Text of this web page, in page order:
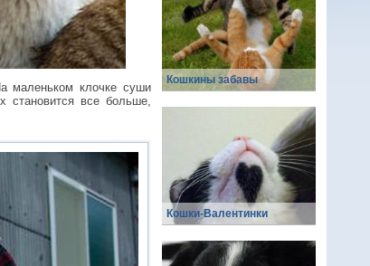
маленьком клочке суши
становится все больше,
Кошкины забавы
Кошки-Валентинки